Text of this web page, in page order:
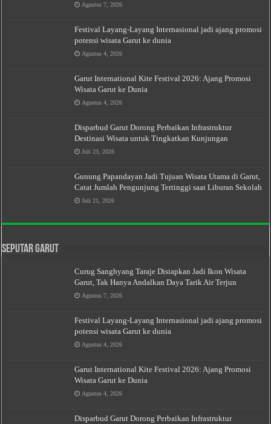
Agustus 7, 2026
Festival Layang-Layang Internasional jadi ajang promosi
potensi wisata Garut ke dunia
Agustus 4, 2026
Garut International Kite Festival 2026: Ajang Promosi
Wisata Garut ke Dunia
Agustus 4, 2026
Disparbud Garut Dorong Perbaikan Infrastruktur
Destinasi Wisata untuk Tingkatkan Kunjungan
Juli 23, 2026
Gunung Papandayan Jadi Tujuan Wisata Utama di Garut,
Catat Jumlah Pengunjung Tertinggi saat Liburan Sekolah
Juli 21, 2026
Seputar Garut
Curug Sanghyang Taraje Disiapkan Jadi Ikon Wisata
Garut, Tak Hanya Andalkan Daya Tarik Air Terjun
Agustus 7, 2026
Festival Layang-Layang Internasional jadi ajang promosi
potensi wisata Garut ke dunia
Agustus 4, 2026
Garut International Kite Festival 2026: Ajang Promosi
Wisata Garut ke Dunia
Agustus 4, 2026
Disparbud Garut Dorong Perbaikan Infrastruktur